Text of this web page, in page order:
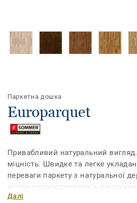
Паркетна дошка
Europarquet
Привабливий натуральний
міцність. Швидке та легке
переваги паркету з натуральної
могли насолоджуватись
дизайном Вашого інтер'єру.
Далі